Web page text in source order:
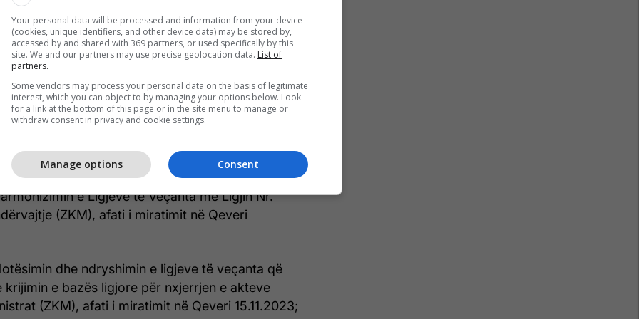
nga mbledhja e 138-të e Qeverisë:
së Kosovës ka zhvilluar mbledhjen e saj të
ka:
Programin Legjislativ të Qeverisë së
për vitin 2023 duke shtuar projektligjet si në
e Ligjeve të Veçanta me Ligjin Nr.
(ZKM), afati i miratimit në Qeveri
dhe ndryshimin e ligjeve të veçanta që
e bazës ligjore për nxjerrjen e akteve
(ZKM), afati i miratimit në Qeveri 15.11.2023;
Your personal data will be processed and information from your device
(cookies, unique identifiers, and other device data) may be stored by,
accessed by and shared with 369 partners, or used specifically by this
site. We and our partners may use precise geolocation data. List of
partners.
Some vendors may process your personal data on the basis of legitimate
interest, which you can object to by managing your options below. Look
for a link at the bottom of this page or in the site menu to manage or
withdraw consent in privacy and cookie settings.
Consent
Manage options